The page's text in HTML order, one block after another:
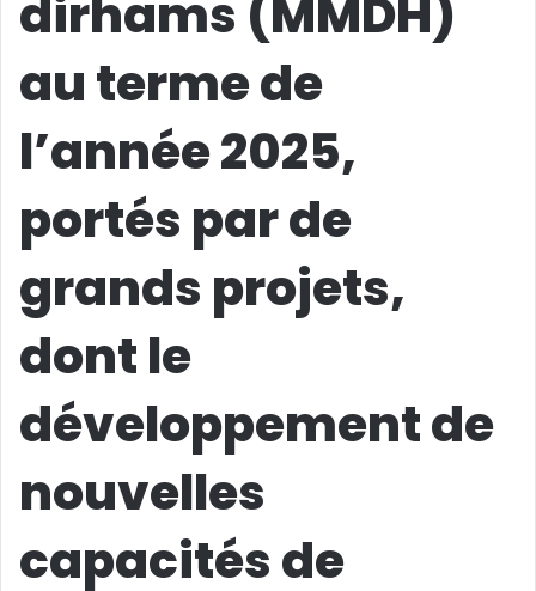
dirhams (MMDH)
au terme de
l’année 2025,
portés par de
grands projets,
dont le
développement de
nouvelles
capacités de